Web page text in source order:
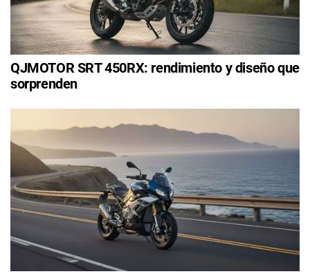
QJMOTOR SRT 450RX: rendimiento y diseño que
sorprenden